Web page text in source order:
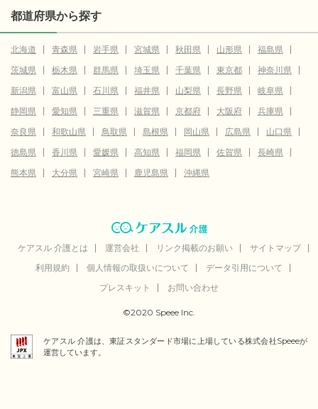
都道府県から探す
北海道 青森県 岩手県 宮城県 秋田県 山形県
福島県
茨城県
栃木県 群馬県 埼玉県 千葉県 東京都
神奈川県
新潟県
富山県 石川県 福井県 山梨県 長野県
岐阜県
静岡県
愛知県 三重県 滋賀県 京都府 大阪府
兵庫県
奈良県
和歌山県 鳥取県 島根県 岡山県 広島県
山口県
徳島県
香川県 愛媛県 高知県 福岡県 佐賀県
長崎県
熊本県
大分県 宮崎県 鹿児島県 沖縄県
ケアスル 介護とは 運営会社 リンク掲載のお願い
サイトマップ
利用規約
個人情報の取扱いについて
データ引用について
プレスキット
お問い合わせ
©2020 Speee Inc.
ケアスル 介護は、東証スタンダード市場に上場している株式会社Speeeが
運営しています。